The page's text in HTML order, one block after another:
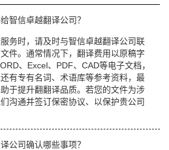
智信卓越翻译公司？
务时，请及时与智信卓越翻译公司联
件。通常情况下，翻译费用以原稿字
、Excel、PDF、CAD等电子文档，
有专有名词、术语库等参考资料，最
于提升翻翻译品质。若您的文件为涉
沟通并签订保密协议、以保护贵公司
公司确认哪些事项？